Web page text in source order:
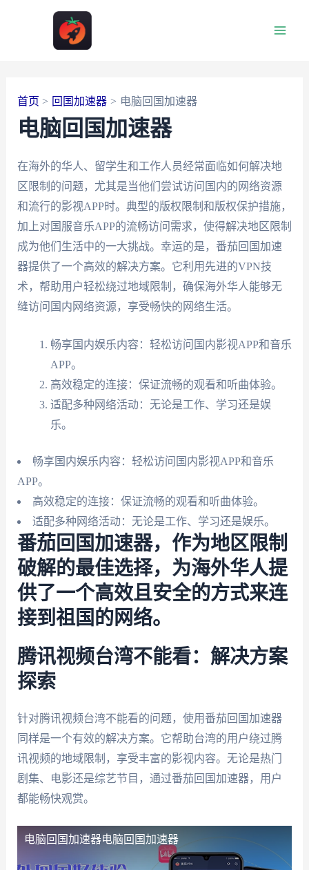
首页 回国加速器 电脑回国加速器
电脑回国加速器
在海外的华人、留学生和工作人员经常面临如何解决地
区限制的问题，尤其是当他们尝试访问国内的网络资源
和流行的影视APP时。典型的版权限制和版权保护措施，
加上对国服音乐APP的流畅访问需求，使得解决地区限制
成为他们生活中的一大挑战。幸运的是，番茄回国加速
器提供了一个高效的解决方案。它利用先进的VPN技
术，帮助用户轻松绕过地域限制，确保海外华人能够无
缝访问国内网络资源，享受畅快的网络生活。
畅享国内娱乐内容：轻松访问国内影视APP和音乐
APP。
高效稳定的连接：保证流畅的观看和听曲体验。
适配多种网络活动：无论是工作、学习还是娱
乐。
畅享国内娱乐内容：轻松访问国内影视APP和音乐
APP。
高效稳定的连接：保证流畅的观看和听曲体验。
适配多种网络活动：无论是工作、学习还是娱乐。
番茄回国加速器，作为地区限制
破解的最佳选择，为海外华人提
供了一个高效且安全的方式来连
接到祖国的网络。
腾讯视频台湾不能看：解决方案
探索
针对腾讯视频台湾不能看的问题，使用番茄回国加速器
同样是一个有效的解决方案。它帮助台湾的用户绕过腾
讯视频的地域限制，享受丰富的影视内容。无论是热门
剧集、电影还是综艺节目，通过番茄回国加速器，用户
都能畅快观赏。
电脑回国加速器电脑回国加速器